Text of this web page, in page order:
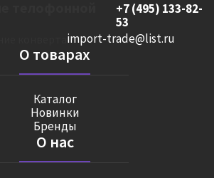
+7 (495) 133-82-
53
import-trade@list.ru
О товарах
Каталог
Новинки
Бренды
О нас